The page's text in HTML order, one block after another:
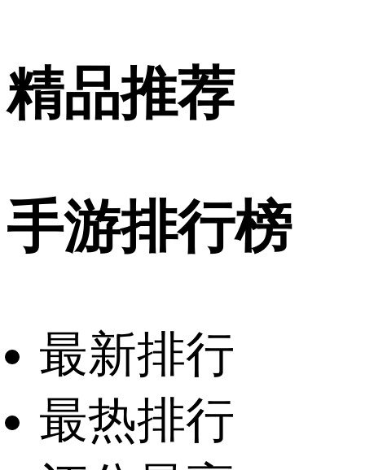
精品推荐
手游排行榜
最新排行
最热排行